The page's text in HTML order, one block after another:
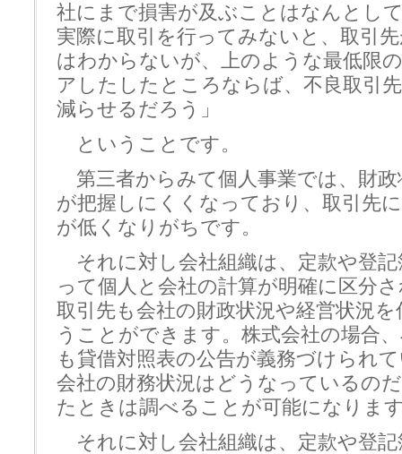
社にまで損害が及ぶことはなんとし
実際に取引を行ってみないと、取引
はわからないが、上のような最低限
アしたしたところならば、不良取引
減らせるだろう」
ということです。
第三者からみて個人事業では、財政
が把握しにくくなっており、取引先
が低くなりがちです。
それに対し会社組織は、定款や登
って個人と会社の計算が明確に区分
取引先も会社の財政状況や経営状況
うことができます。株式会社の場合
も貸借対照表の公告が義務づけられ
会社の財務状況はどうなっているの
たときは調べることが可能になりま
それに対し会社組織は、定款や登